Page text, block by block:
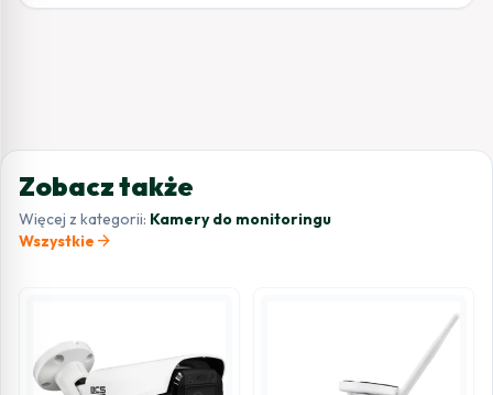
Zobacz także
Więcej z kategorii: Kamery do monitoringu
Wszystkie arrow_forward